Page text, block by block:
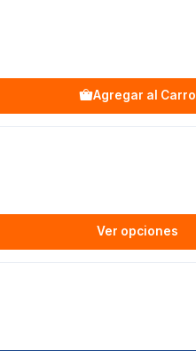
Agregar al Carro
Ver opciones